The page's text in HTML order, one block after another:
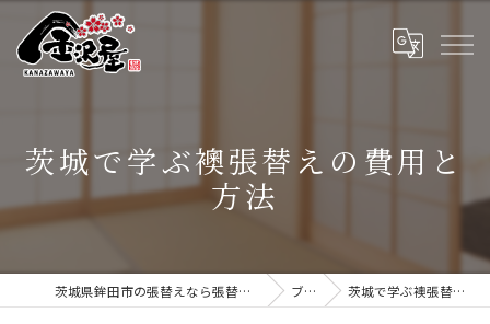
茨城で学ぶ襖張替えの費用と
方法
茨城県鉾田市の張替えなら張替本舗 金沢屋 大洗・鹿嶋店 ブログ 茨城で学ぶ襖張替えの費用と方法